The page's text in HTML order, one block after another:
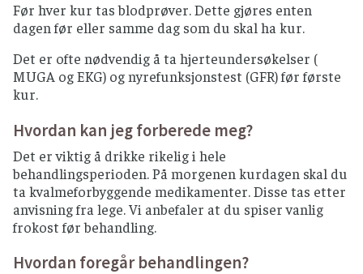
Før hver kur tas blodprøver. Dette gjøres enten
dagen før eller samme dag som du skal ha kur.
Det er ofte nødvendig å ta hjerteundersøkelser (
MUGA og EKG) og nyrefunksjonstest (GFR) før første
kur.
Hvordan kan jeg forberede meg?
Det er viktig å drikke rikelig i hele
behandlingsperioden. På morgenen kurdagen skal du
ta kvalmeforbyggende medikamenter. Disse tas etter
anvisning fra lege. Vi anbefaler at du spiser vanlig
frokost før behandling.
Hvordan foregår behandlingen?